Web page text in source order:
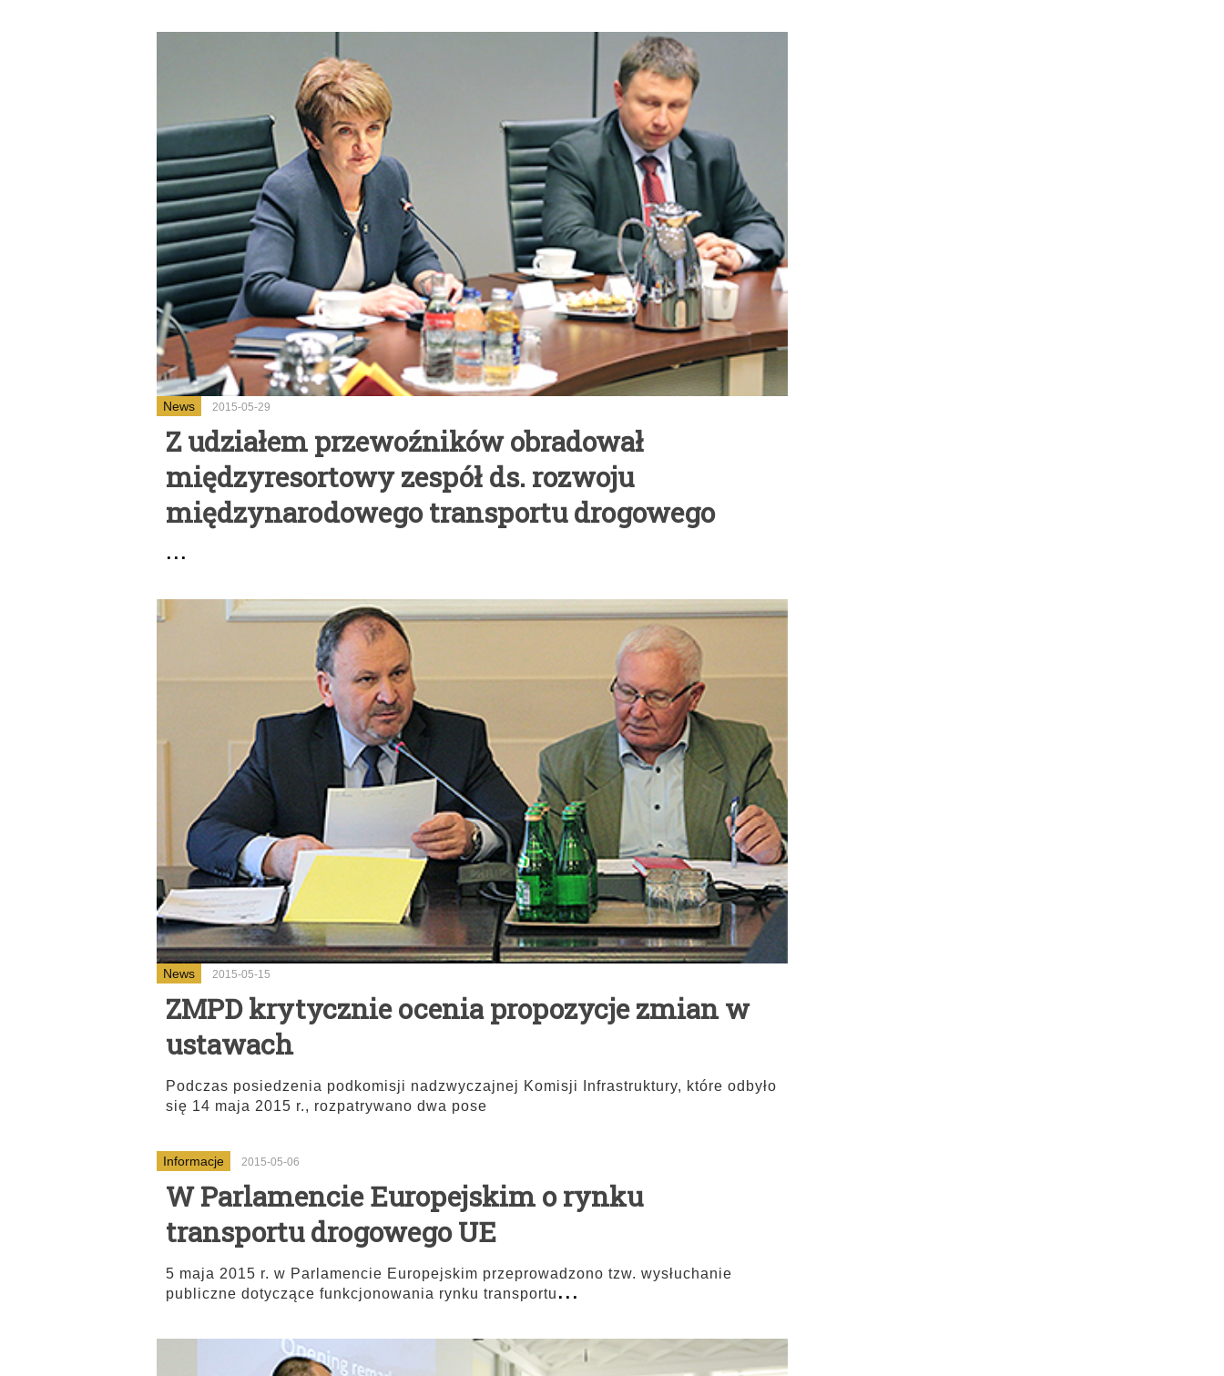
News 2015-05-29
Z udziałem przewoźników obradował
międzyresortowy zespół ds. rozwoju
międzynarodowego transportu drogowego
...
News 2015-05-15
ZMPD krytycznie ocenia propozycje zmian w
ustawach
Podczas posiedzenia podkomisji nadzwyczajnej Komisji Infrastruktury, które odbyło
się 14 maja 2015 r., rozpatrywano dwa pose
Informacje 2015-05-06
W Parlamencie Europejskim o rynku
transportu drogowego UE
5 maja 2015 r. w Parlamencie Europejskim przeprowadzono tzw. wysłuchanie
publiczne dotyczące funkcjonowania rynku transportu...